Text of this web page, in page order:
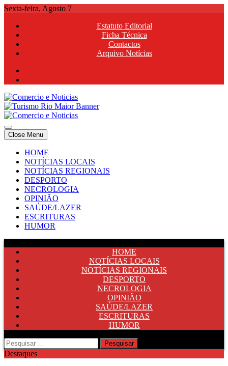
Skip
content
Sexta-feira, Agosto 7
Estatuto Editorial
Ficha Técnica
Contactos
Arquivo Notícias
Comercio e Noticias
Notícias e Publicidade Online
Comercio e Noticias
Notícias e Publicidade Online
Close Menu
HOME
NOTÍCIAS LOCAIS
NOTÍCIAS REGIONAIS
DESPORTO
NECROLOGIA
OPINIÃO
SAÚDE/LAZER
ESCRITURAS
HUMOR
HOME
NOTÍCIAS LOCAIS
NOTÍCIAS REGIONAIS
DESPORTO
NECROLOGIA
OPINIÃO
SAÚDE/LAZER
ESCRITURAS
HUMOR
Pesquisar
por:
Destaques